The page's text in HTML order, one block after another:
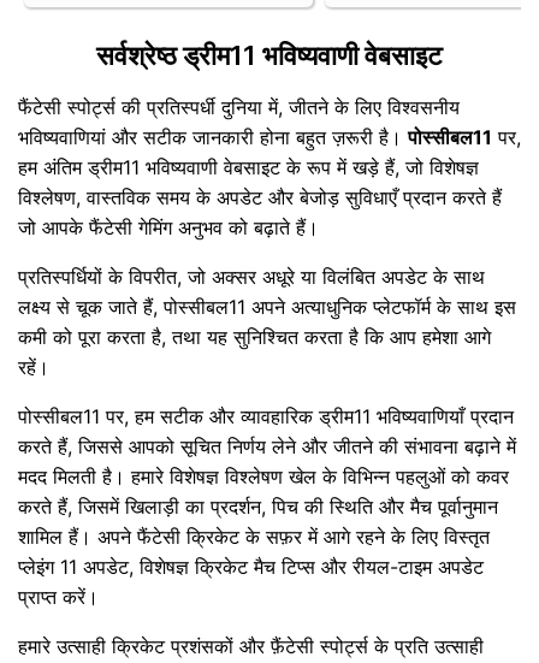
सर्वश्रेष्ठ ड्रीम11 भविष्यवाणी वेबसाइट
फैंटेसी स्पोर्ट्स की प्रतिस्पर्धी दुनिया में, जीतने के लिए विश्वसनीय
भविष्यवाणियां और सटीक जानकारी होना बहुत ज़रूरी है।पोस्सीबल11 पर,
हम अंतिम ड्रीम11 भविष्यवाणी वेबसाइट के रूप में खड़े हैं, जो विशेषज्ञ
विश्लेषण, वास्तविक समय के अपडेट और बेजोड़ सुविधाएँ प्रदान करते हैं
जो आपके फैंटेसी गेमिंग अनुभव को बढ़ाते हैं।
प्रतिस्पर्धियों के विपरीत, जो अक्सर अधूरे या विलंबित अपडेट के साथ
लक्ष्य से चूक जाते हैं, पोस्सीबल11 अपने अत्याधुनिक प्लेटफॉर्म के साथ इस
कमी को पूरा करता है, तथा यह सुनिश्चित करता है कि आप हमेशा आगे
रहें।
पोस्सीबल11 पर, हम सटीक और व्यावहारिक ड्रीम11 भविष्यवाणियाँ प्रदान
करते हैं, जिससे आपको सूचित निर्णय लेने और जीतने की संभावना बढ़ाने में
मदद मिलती है। हमारे विशेषज्ञ विश्लेषण खेल के विभिन्न पहलुओं को कवर
करते हैं, जिसमें खिलाड़ी का प्रदर्शन, पिच की स्थिति और मैच पूर्वानुमान
शामिल हैं। अपने फैंटेसी क्रिकेट के सफ़र में आगे रहने के लिए विस्तृत
प्लेइंग 11 अपडेट, विशेषज्ञ क्रिकेट मैच टिप्स और रीयल-टाइम अपडेट
प्राप्त करें।
हमारे उत्साही क्रिकेट प्रशंसकों और फ़ैंटेसी स्पोर्ट्स के प्रति उत्साही